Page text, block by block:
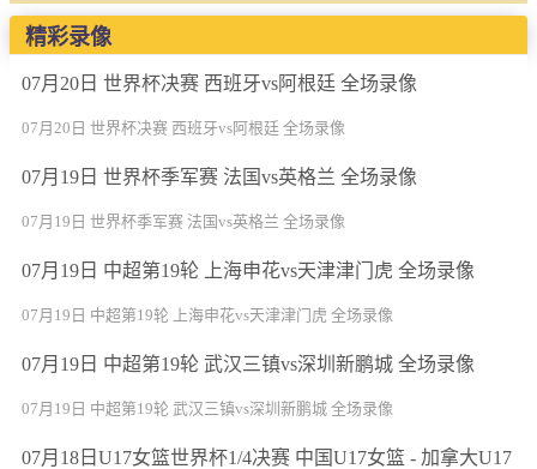
精彩录像
07月20日 世界杯决赛 西班牙vs阿根廷 全场录像
07月20日 世界杯决赛 西班牙vs阿根廷 全场录像
07月19日 世界杯季军赛 法国vs英格兰 全场录像
07月19日 世界杯季军赛 法国vs英格兰 全场录像
07月19日 中超第19轮 上海申花vs天津津门虎 全场录像
07月19日 中超第19轮 上海申花vs天津津门虎 全场录像
07月19日 中超第19轮 武汉三镇vs深圳新鹏城 全场录像
07月19日 中超第19轮 武汉三镇vs深圳新鹏城 全场录像
07月18日U17女篮世界杯1/4决赛 中国U17女篮 - 加拿大U17